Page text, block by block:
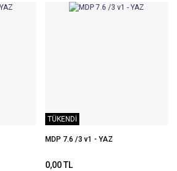
TÜKENDİ
MDP 7.6 /3 v1 - YAZ
0,00 TL